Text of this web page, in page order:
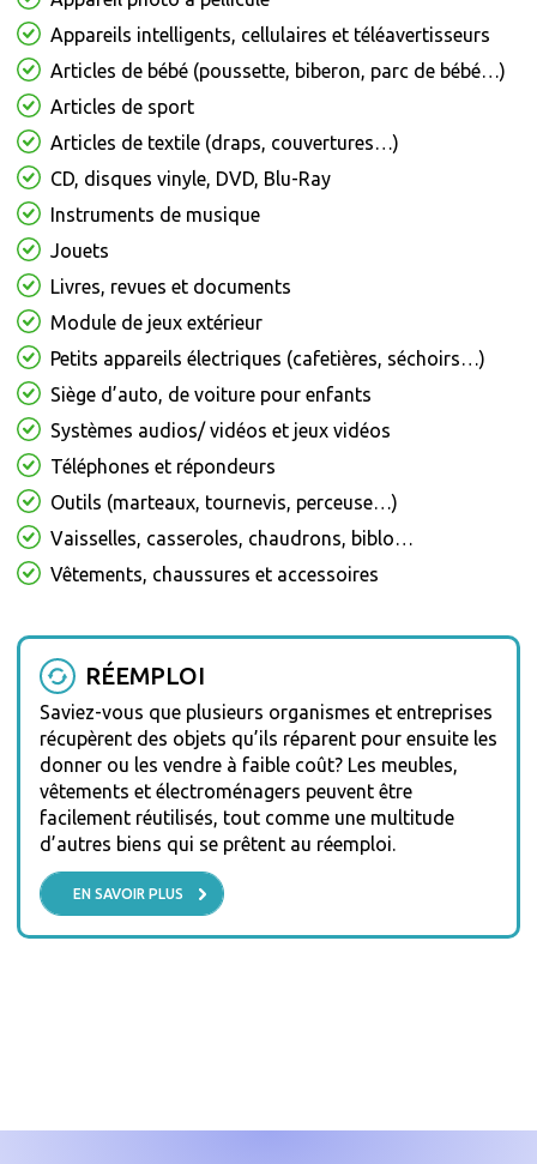
Appareils intelligents, cellulaires et téléavertisseurs
Articles de bébé (poussette, biberon, parc de bébé…)
Articles de sport
Articles de textile (draps, couvertures…)
CD, disques vinyle, DVD, Blu-Ray
Instruments de musique
Jouets
Livres, revues et documents
Module de jeux extérieur
Petits appareils électriques (cafetières, séchoirs…)
Siège d’auto, de voiture pour enfants
Systèmes audios/ vidéos et jeux vidéos
Téléphones et répondeurs
Outils (marteaux, tournevis, perceuse…)
Vaisselles, casseroles, chaudrons, biblo…
Vêtements, chaussures et accessoires
RÉEMPLOI
Saviez-vous que plusieurs organismes et entreprises
récupèrent des objets qu’ils réparent pour ensuite les
donner ou les vendre à faible coût? Les meubles,
vêtements et électroménagers peuvent être
facilement réutilisés, tout comme une multitude
d’autres biens qui se prêtent au réemploi.
EN SAVOIR PLUS